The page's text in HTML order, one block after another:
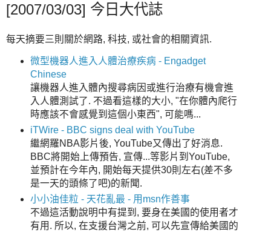
[2007/03/03] 今日大代誌
每天摘要三則關於網路, 科技, 或社會的相關資訊.
微型機器人進入人體治療疾病 - Engadget
Chinese
讓機器人進入體內搜尋病因或進行治療有機會進
入人體測試了. 不過看這樣的大小, "在你體內爬行
時應該不會感覺到這個小東西", 可能嗎...
iTWire - BBC signs deal with YouTube
繼網羅NBA影片後, YouTube又傳出了好消息.
BBC將開始上傳預告, 宣傳...等影片到YouTube,
並預計在今年內, 開始每天提供30則左右(差不多
是一天的頭條了吧)的新聞.
小小油佳粒 - 天花亂最 - 用msn作善事
不過這活動說明中有提到, 要身在美國的使用者才
有用. 所以, 在支援台灣之前, 可以先宣傳給美國的